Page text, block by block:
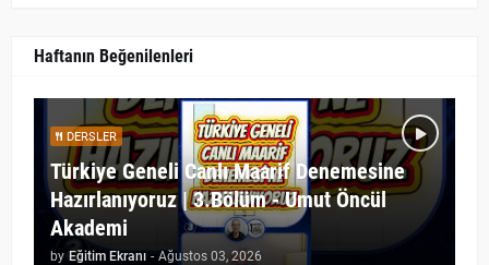
Haftanın Beğenilenleri
DERSLER
Türkiye Geneli Canlı Maarif Denemesine
Hazırlanıyoruz | 3.Bölüm - Umut Öncül
Akademi
by Eğitim Ekranı - Ağustos 03, 2026